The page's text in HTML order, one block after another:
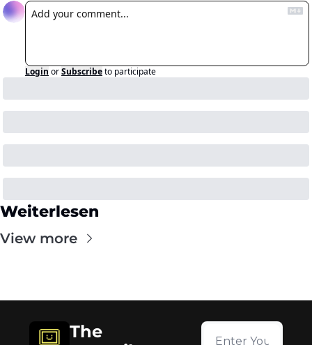
Login orSubscribeto participate
Weiterlesen
View more
The